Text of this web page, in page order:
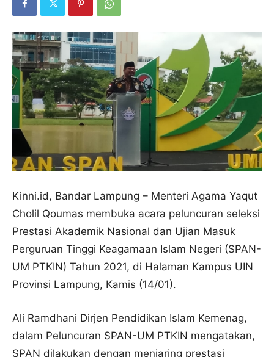
Kinni.id, Bandar Lampung – Menteri Agama Yaqut
Cholil Qoumas membuka acara peluncuran seleksi
Prestasi Akademik Nasional dan Ujian Masuk
Perguruan Tinggi Keagamaan Islam Negeri (SPAN-
UM PTKIN) Tahun 2021, di Halaman Kampus UIN
Provinsi Lampung, Kamis (14/01).
Ali Ramdhani Dirjen Pendidikan Islam Kemenag,
dalam Peluncuran SPAN-UM PTKIN mengatakan,
SPAN dilakukan dengan menjaring prestasi